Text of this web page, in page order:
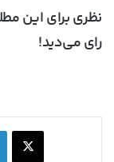
نظری برای این
رای می‌دید!
X